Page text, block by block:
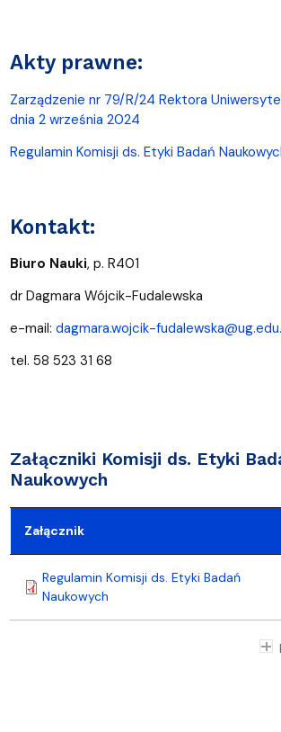
Akty prawne:
Zarządzenie nr 79/R/24 Rektora
dnia 2 września 2024
Regulamin Komisji ds. Etyki Badań
Kontakt:
Biuro Nauki, p. R401
dr Dagmara Wójcik-Fudalewska
e-mail: dagmara.wojcik-
tel. 58 523 31 68
Załączniki Komisji ds. Etyki
Naukowych
Załącznik
Regulamin Komisji ds. Etyki Badań
Naukowych